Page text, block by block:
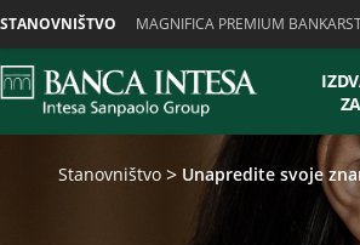
STANOVNIŠTVO MAGNIFICA PREMIUM
Stanovništvo Unapredite svoje